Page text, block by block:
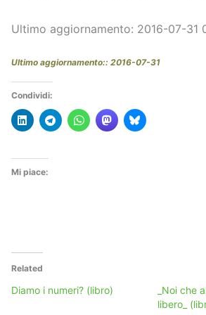
Ultimo aggiornamento: 2016-07-31
Ultimo aggiornamento:: 2016-07-31
Condividi:
Mi piace:
Related
Diamo i numeri? (libro)
_Noi che
libero_